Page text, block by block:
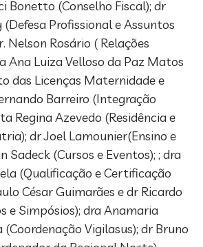
Bonetto (Conselho Fiscal); dr
Profissional e Assuntos
Nelson Rosário ( Relações
Ana Luiza Velloso da Paz Matos
das Licenças Maternidade e
Barreiro (Integração
Regina Azevedo (Residência e
dr Joel Lamounier(Ensino e
Sadeck (Cursos e Eventos); ; dra
(Qualificação e Certificação
César Guimarães e dr Ricardo
e Simpósios); dra Anamaria
Vigilasus); dr Bruno